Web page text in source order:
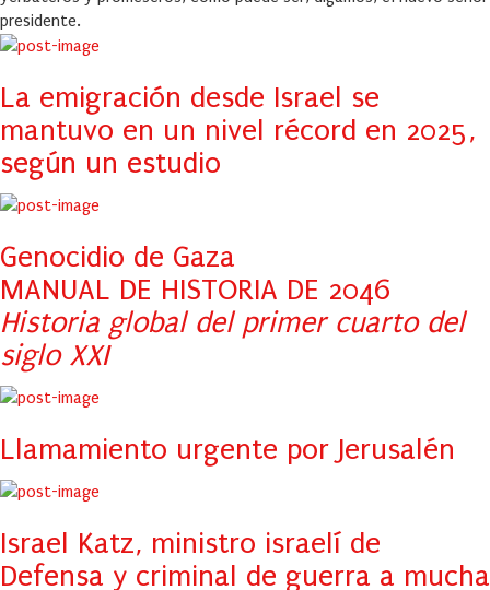
presidente.
La emigración desde Israel se
mantuvo en un nivel récord en 2025,
según un estudio
Genocidio de Gaza
MANUAL DE HISTORIA DE 2046
Historia global del primer cuarto del
siglo XXI
Llamamiento urgente por Jerusalén
Israel Katz, ministro israelí de
Defensa y criminal de guerra a mucha